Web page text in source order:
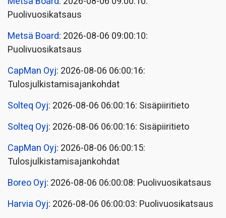
Puolivuosikatsaus
Metsä Board: 2026-08-06 09:00:10:
Puolivuosikatsaus
CapMan Oyj: 2026-08-06 06:00:16:
Tulosjulkistamisajankohdat
Solteq Oyj: 2026-08-06 06:00:16: Sisäpiiritieto
Solteq Oyj: 2026-08-06 06:00:16: Sisäpiiritieto
CapMan Oyj: 2026-08-06 06:00:15:
Tulosjulkistamisajankohdat
Boreo Oyj: 2026-08-06 06:00:08: Puolivuosikatsaus
Harvia Oyj: 2026-08-06 06:00:03: Puolivuosikatsaus